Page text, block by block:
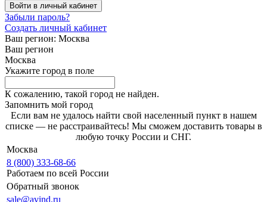
Войти в личный кабинет
Забыли пароль?
Создать личный кабинет
Ваш регион: Москва
Ваш регион
Москва
Укажите город в поле
К сожалению, такой город не найден.
Запомнить мой город
Если вам не удалось найти свой населенный пункт в нашем
списке — не расстраивайтесь! Мы сможем доставить товары в
любую точку России и СНГ.
Москва
8 (800) 333-68-66
Работаем по всей России
Обратный звонок
sale@avind.ru